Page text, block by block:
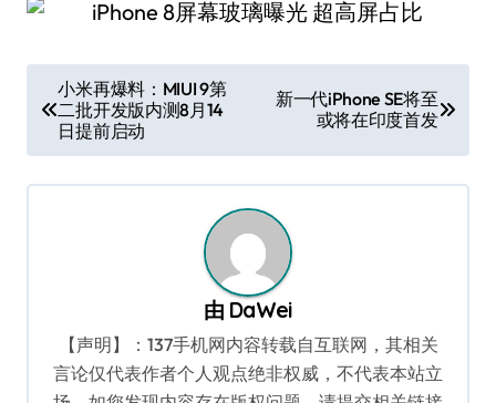
章
导
航
小米再爆料：MIUI 9第
二批开发版内测8月14
日提前启动
新一代iPhone SE将至
或将在印度首发
由 DaWei
【声明】：137手机网内容转载自互联网，其相关
言论仅代表作者个人观点绝非权威，不代表本站立